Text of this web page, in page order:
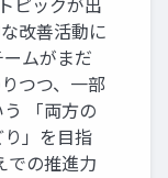
改善活動に
ムがまだ
つつ、一部
「両方の
」を目指
での推進力